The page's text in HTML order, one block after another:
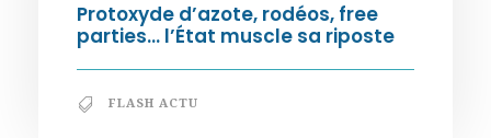
Protoxyde d’azote, rodéos, free
parties… l’État muscle sa riposte
FLASH ACTU